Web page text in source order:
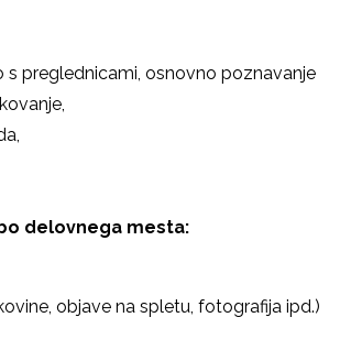
preglednicami, osnovno poznavanje
delovnega mesta:
objave na spletu, fotografija ipd.)